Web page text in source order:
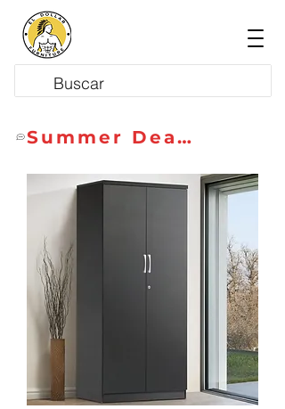
Summer Deals